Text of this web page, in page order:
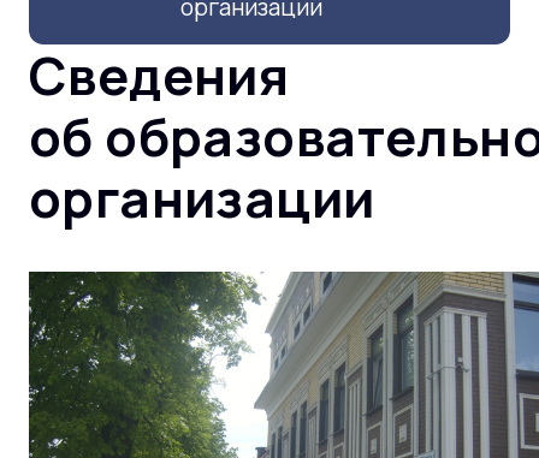
организации
Сведения
об
организации